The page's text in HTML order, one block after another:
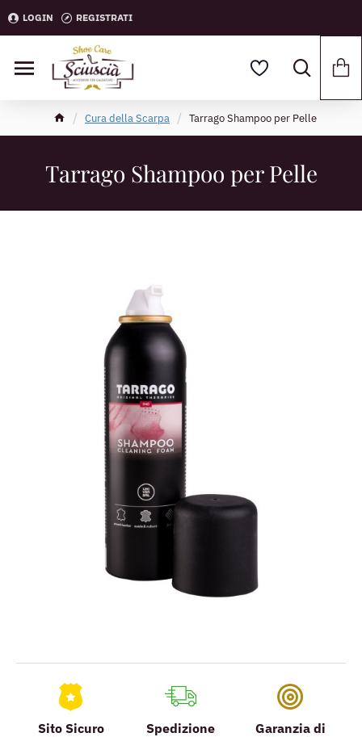
LOGIN REGISTRATI
Cura della Scarpa Tarrago Shampoo per Pelle
Tarrago Shampoo per Pelle
Sito Sicuro
Spedizione
Garanzia di